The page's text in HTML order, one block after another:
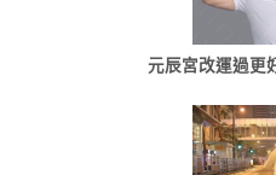
元辰宮改運過更